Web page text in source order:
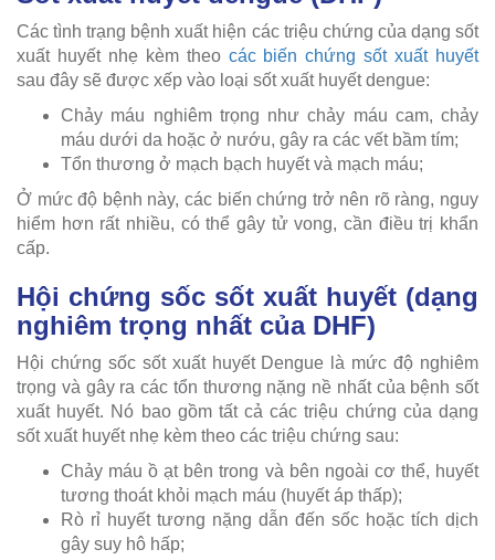
Các tình trạng bệnh xuất hiện các triệu chứng của dạng sốt
xuất huyết nhẹ kèm theo các biến chứng sốt xuất huyết
sau đây sẽ được xếp vào loại sốt xuất huyết dengue:
Chảy máu nghiêm trọng như chảy máu cam, chảy
máu dưới da hoặc ở nướu, gây ra các vết bầm tím;
Tổn thương ở mạch bạch huyết và mạch máu;
Ở mức độ bệnh này, các biến chứng trở nên rõ ràng, nguy
hiểm hơn rất nhiều, có thể gây tử vong, cần điều trị khẩn
cấp.
Hội chứng sốc sốt xuất huyết (dạng
nghiêm trọng nhất của DHF)
Hội chứng sốc sốt xuất huyết Dengue là mức độ nghiêm
trọng và gây ra các tổn thương nặng nề nhất của bệnh sốt
xuất huyết. Nó bao gồm tất cả các triệu chứng của dạng
sốt xuất huyết nhẹ kèm theo các triệu chứng sau:
Chảy máu ồ ạt bên trong và bên ngoài cơ thể, huyết
tương thoát khỏi mạch máu (huyết áp thấp);
Rò rỉ huyết tương nặng dẫn đến sốc hoặc tích dịch
gây suy hô hấp;